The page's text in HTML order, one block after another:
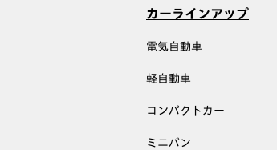
カーラインアップ
電気自動車
軽自動車
コンパクトカー
ミニバン